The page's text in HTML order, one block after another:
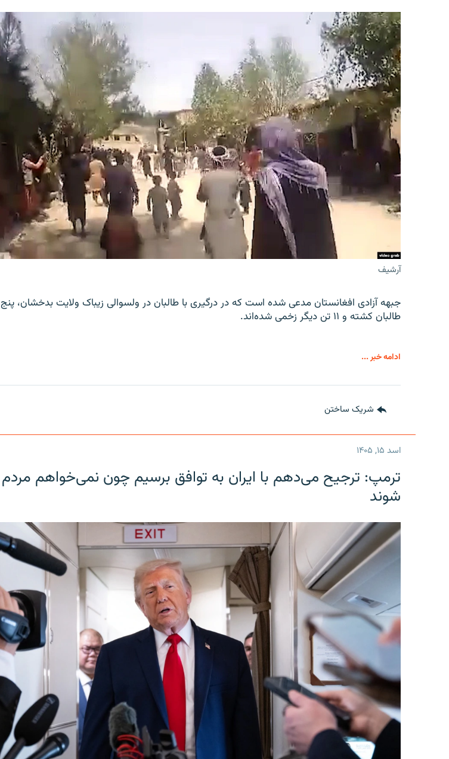
آرشیف
جبهه آزادی افغانستان مدعی شده است که در درگیری با طالبان در ولسوالی زیباک ولایت بدخشان،
طالبان کشته و ۱۱ تن دیگر زخمی شده‌اند.
ادامه خبر ...
شریک ساختن
اسد ۱۵, ۱۴۰۵
ترمپ: ترجیح می‌دهم با ایران به توافق برسیم چون نمی‌خواهم
شوند